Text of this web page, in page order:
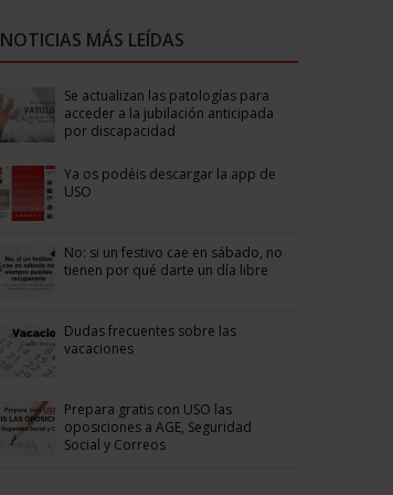
NOTICIAS MÁS LEÍDAS
Se actualizan las patologías para
acceder a la jubilación anticipada
por discapacidad
Ya os podéis descargar la app de
USO
No: si un festivo cae en sábado, no
tienen por qué darte un día libre
Dudas frecuentes sobre las
vacaciones
Prepara gratis con USO las
oposiciones a AGE, Seguridad
Social y Correos